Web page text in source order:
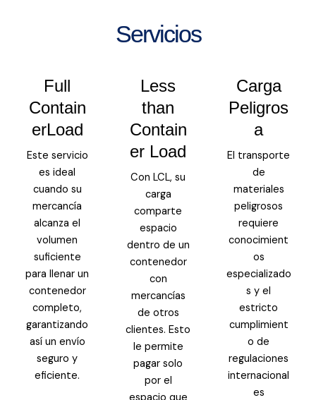
Servicios
Full
Contain
erLoad
Este servicio
es ideal
cuando su
mercancía
alcanza el
volumen
suficiente
para llenar un
contenedor
completo,
garantizando
así un envío
seguro y
eficiente.
Less
than
Contain
er Load
Con LCL, su
carga
comparte
espacio
dentro de un
contenedor
con
mercancías
de otros
clientes. Esto
le permite
pagar solo
por el
Carga
Peligros
a
El transporte
de
materiales
peligrosos
requiere
conocimient
os
especializado
s y el
estricto
cumplimient
o de
regulaciones
internacional
es